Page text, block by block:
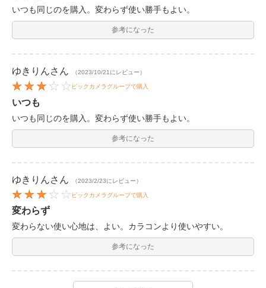
いつも同じのを購入。変わらず使い勝手もよい。
参考になった
ゆきりんさん （2023/10/21にレビュー）
ビックカメラグループで購入
いつも
いつも同じのを購入。変わらず使い勝手もよい。
参考になった
ゆきりんさん （2023/2/23にレビュー）
ビックカメラグループで購入
変わらず
変わらない使い心地は、よい。カラコンより使いやすい。
参考になった